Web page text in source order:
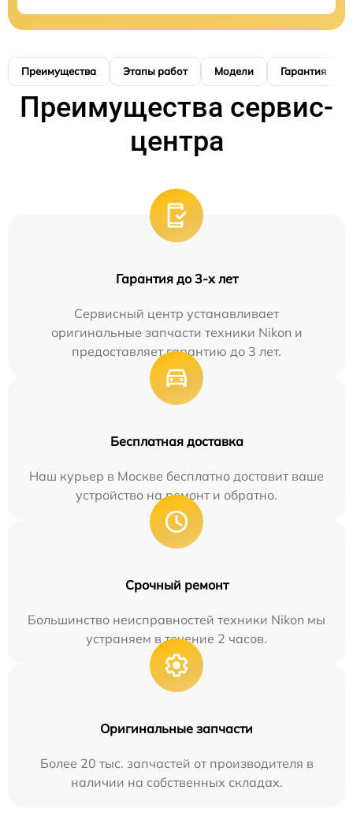
Преимущества Этапы работ Модели Гарантия
Преимущества сервис-
центра
Гарантия до 3-х лет
Сервисный центр устанавливает
оригинальные запчасти техники Nikon и
предоставляет гарантию до 3 лет.
Бесплатная доставка
Наш курьер в Москве бесплатно доставит ваше
устройство на ремонт и обратно.
Срочный ремонт
Большинство неисправностей техники Nikon мы
устраняем в течение 2 часов.
Оригинальные запчасти
Более 20 тыс. запчастей от производителя в
наличии на собственных складах.